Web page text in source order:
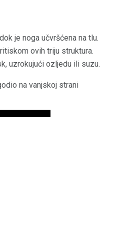
je noga učvršćena na tlu.
ovih triju struktura.
uzrokujući ozljedu ili suzu.
na vanjskoj strani